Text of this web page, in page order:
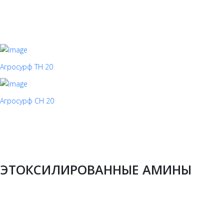
Агросурф ТН 20
Агросурф СН 20
ЭТОКСИЛИРОВАННЫЕ АМИНЫ